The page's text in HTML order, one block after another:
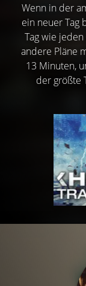
Wenn in der
ein neuer Tag
Tag wie
andere Pläne
13 Minuten,
der größte